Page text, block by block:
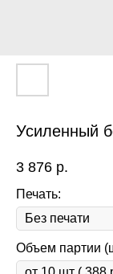
Усиленный
3 876 р.
Печать:
Объем партии